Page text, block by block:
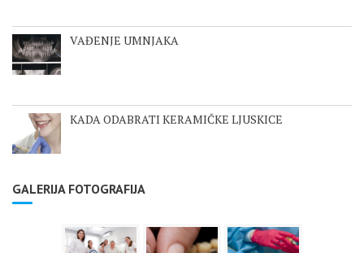
VAĐENJE UMNJAKA
KADA ODABRATI KERAMIČKE LJUSKICE
GALERIJA FOTOGRAFIJA